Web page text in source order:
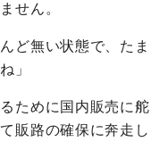
せん。
ど無い状態で、たま
」
ために国内販売に舵
販路の確保に奔走し